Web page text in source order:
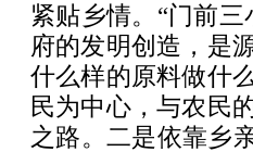
紧贴乡情。“门前
府的发明创造，是
什么样的原料做什
民为中心，与农民
之路。二是依靠乡